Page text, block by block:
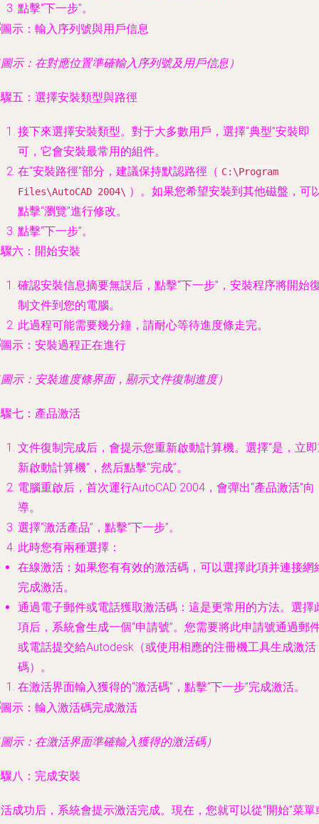
點擊“下一步”。
示：在對應位置準確輸入序列號及用戶信息）
五：選擇安裝類型與路徑
接下來選擇安裝類型。對于大多數用戶，選擇“典型”安裝即
可，它會安裝最常用的組件。
在“安裝路徑”部分，建議保持默認路徑（ C:\Program
Files\AutoCAD 2004\ ）。如果您希望安裝到其他磁盤，可
點擊“瀏覽”進行修改。
點擊“下一步”。
六：開始安裝
確認安裝信息摘要無誤后，點擊“下一步”，安裝程序將開始
制文件到您的電腦。
此過程可能需要幾分鐘，請耐心等待進度條走完。
示：安裝進度條界面，顯示文件復制進度）
七：產品激活
文件復制完成后，會提示您重新啟動計算機。選擇“是，立
新啟動計算機”，然后點擊“完成”。
電腦重啟后，首次運行AutoCAD 2004，會彈出“產品激活”向
導。
選擇“激活產品”，點擊“下一步”。
此時您有兩種選擇：
在線激活 ：如果您有有效的激活碼，可以選擇此項并連接網
完成激活。
通過電子郵件或電話獲取激活碼 ：這是更常用的方法。選擇
項后，系統會生成一個“申請號”。您需要將此申請號通過郵
或電話提交給Autodesk（或使用相應的注冊機工具生成激活
碼）。
在激活界面輸入獲得的“激活碼”，點擊“下一步”完成激活。
示：在激活界面準確輸入獲得的激活碼）
八：完成安裝
成功后，系統會提示激活完成。現在，您就可以從“開始”菜單